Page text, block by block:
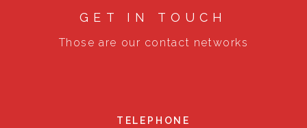
GET IN TOUCH
Those are our contact networks
TELEPHONE